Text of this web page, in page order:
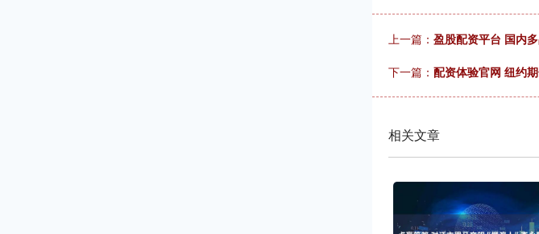
上一篇： 盈股配资平台 国内
下一篇： 配资体验官网 纽约
相关文章